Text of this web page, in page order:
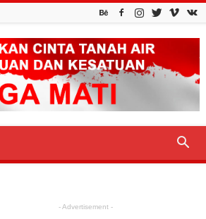
- Advertisement -